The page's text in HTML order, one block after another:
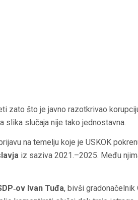
zato što je javno razotkrivao
slika slučaja nije tako jednostavna.
na temelju koje je USKOK
iz saziva 2021.–2025. Među
Ivan Tuđa, bivši gradonačelnik